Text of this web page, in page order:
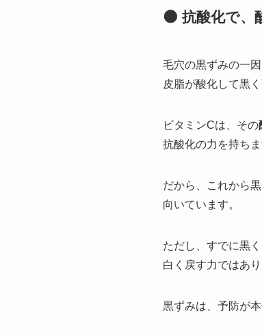
🌑 抗酸化で、
毛穴の黒ずみの一因
皮脂が酸化して黒
ビタミンCは、その
抗酸化の力を持ちま
だから、これから
向いています。
ただし、すでに黒
白く戻す力ではあり
黒ずみは、予防が本